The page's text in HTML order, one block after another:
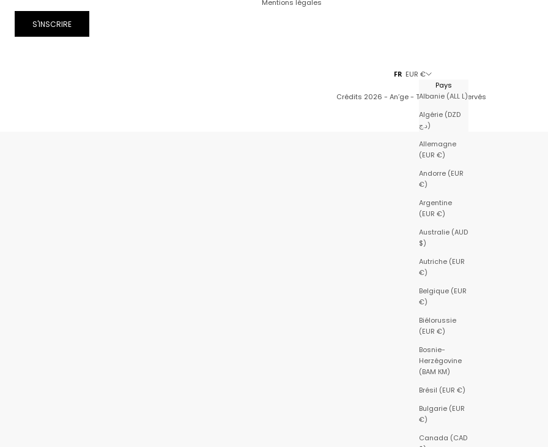
S'INSCRIRE
Mentions légales
FR EUR €
Pays
Albanie (ALL L)
Algérie (DZD
د.ج)
Allemagne
(EUR €)
Andorre (EUR
€)
Argentine
(EUR €)
Australie (AUD
$)
Autriche (EUR
€)
Belgique (EUR
€)
Biélorussie
(EUR €)
Bosnie-
Herzégovine
(BAM КМ)
Brésil (EUR €)
Bulgarie (EUR
€)
Canada (CAD
Crédits 2026 - An’ge - Tous droits réservés